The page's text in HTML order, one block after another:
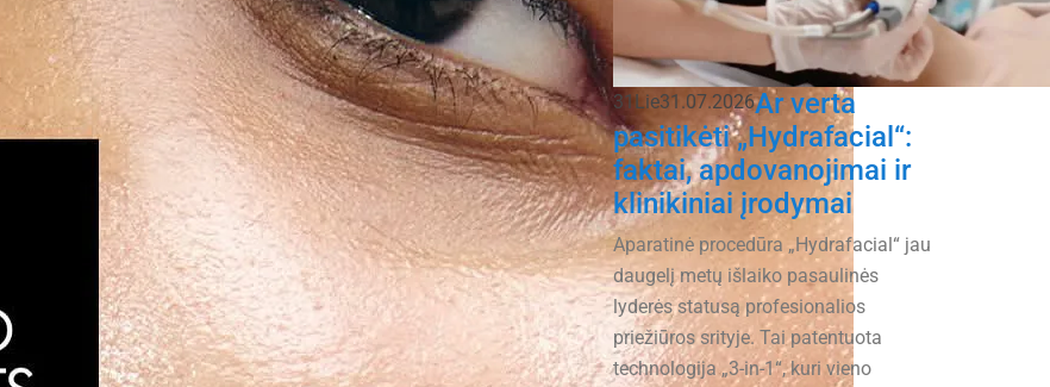
31 Lie31.07.2026Ar verta
pasitikėti „Hydrafacial“:
faktai, apdovanojimai ir
klinikiniai įrodymai
Aparatinė procedūra „Hydrafacial“ jau
daugelį metų išlaiko pasaulinės
lyderės statusą profesionalios
priežiūros srityje. Tai patentuota
technologija „3-in-1“, kuri vieno